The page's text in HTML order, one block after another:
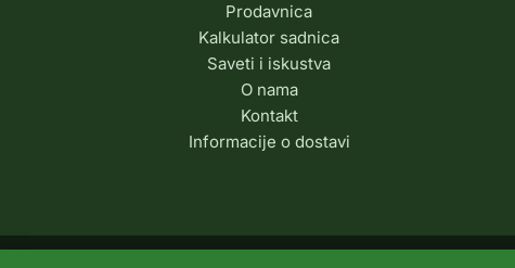
Prodavnica
Kalkulator sadnica
Saveti i iskustva
O nama
Kontakt
Informacije o dostavi